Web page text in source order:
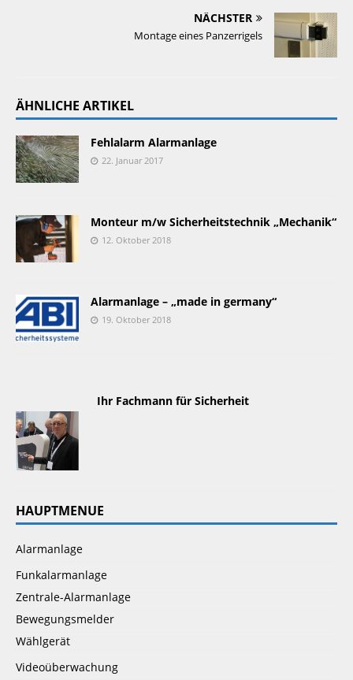
NÄCHSTER
Montage eines Panzerrigels
ÄHNLICHE ARTIKEL
Fehlalarm Alarmanlage
22. Januar 2017
Monteur m/w Sicherheitstechnik „Mechanik“
12. Oktober 2018
Alarmanlage – „made in germany“
19. Oktober 2018
Ihr Fachmann für Sicherheit
HAUPTMENUE
Alarmanlage
Funkalarmanlage
Zentrale-Alarmanlage
Bewegungsmelder
Wählgerät
Videoüberwachung